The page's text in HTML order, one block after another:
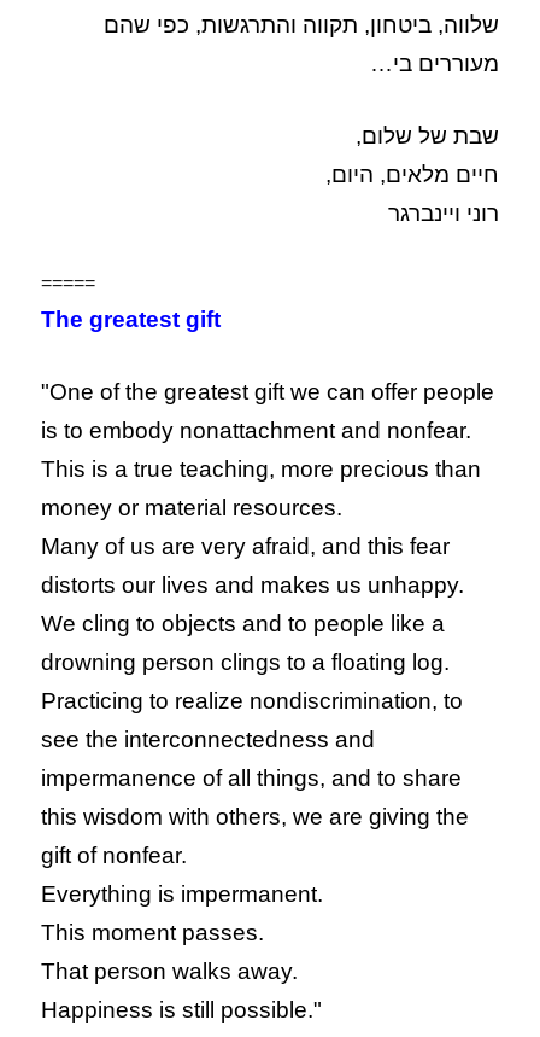
שלווה, ביטחון, תקווה והתרגשות, כפי שהם
מעוררים בי…
שבת של שלום,
חיים מלאים, היום,
רוני ויינברגר
=====
The greatest gift
"One of the greatest gift we can offer people
is to embody nonattachment and nonfear.
This is a true teaching, more precious than
money or material resources.
Many of us are very afraid, and this fear
distorts our lives and makes us unhappy.
We cling to objects and to people like a
drowning person clings to a floating log.
Practicing to realize nondiscrimination, to
see the interconnectedness and
impermanence of all things, and to share
this wisdom with others, we are giving the
gift of nonfear.
Everything is impermanent.
This moment passes.
That person walks away.
Happiness is still possible."